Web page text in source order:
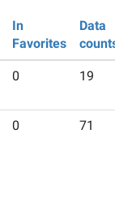
In
Favorites
Data
0 19
0 71